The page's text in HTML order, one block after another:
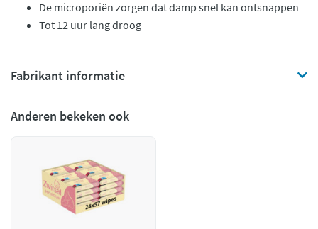
De microporiën zorgen dat damp snel kan ontsnappen
Tot 12 uur lang droog
Fabrikant informatie
Anderen bekeken ook